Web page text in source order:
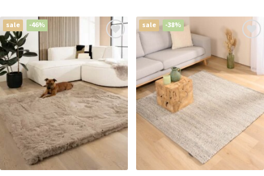
sale -46% sale -38%